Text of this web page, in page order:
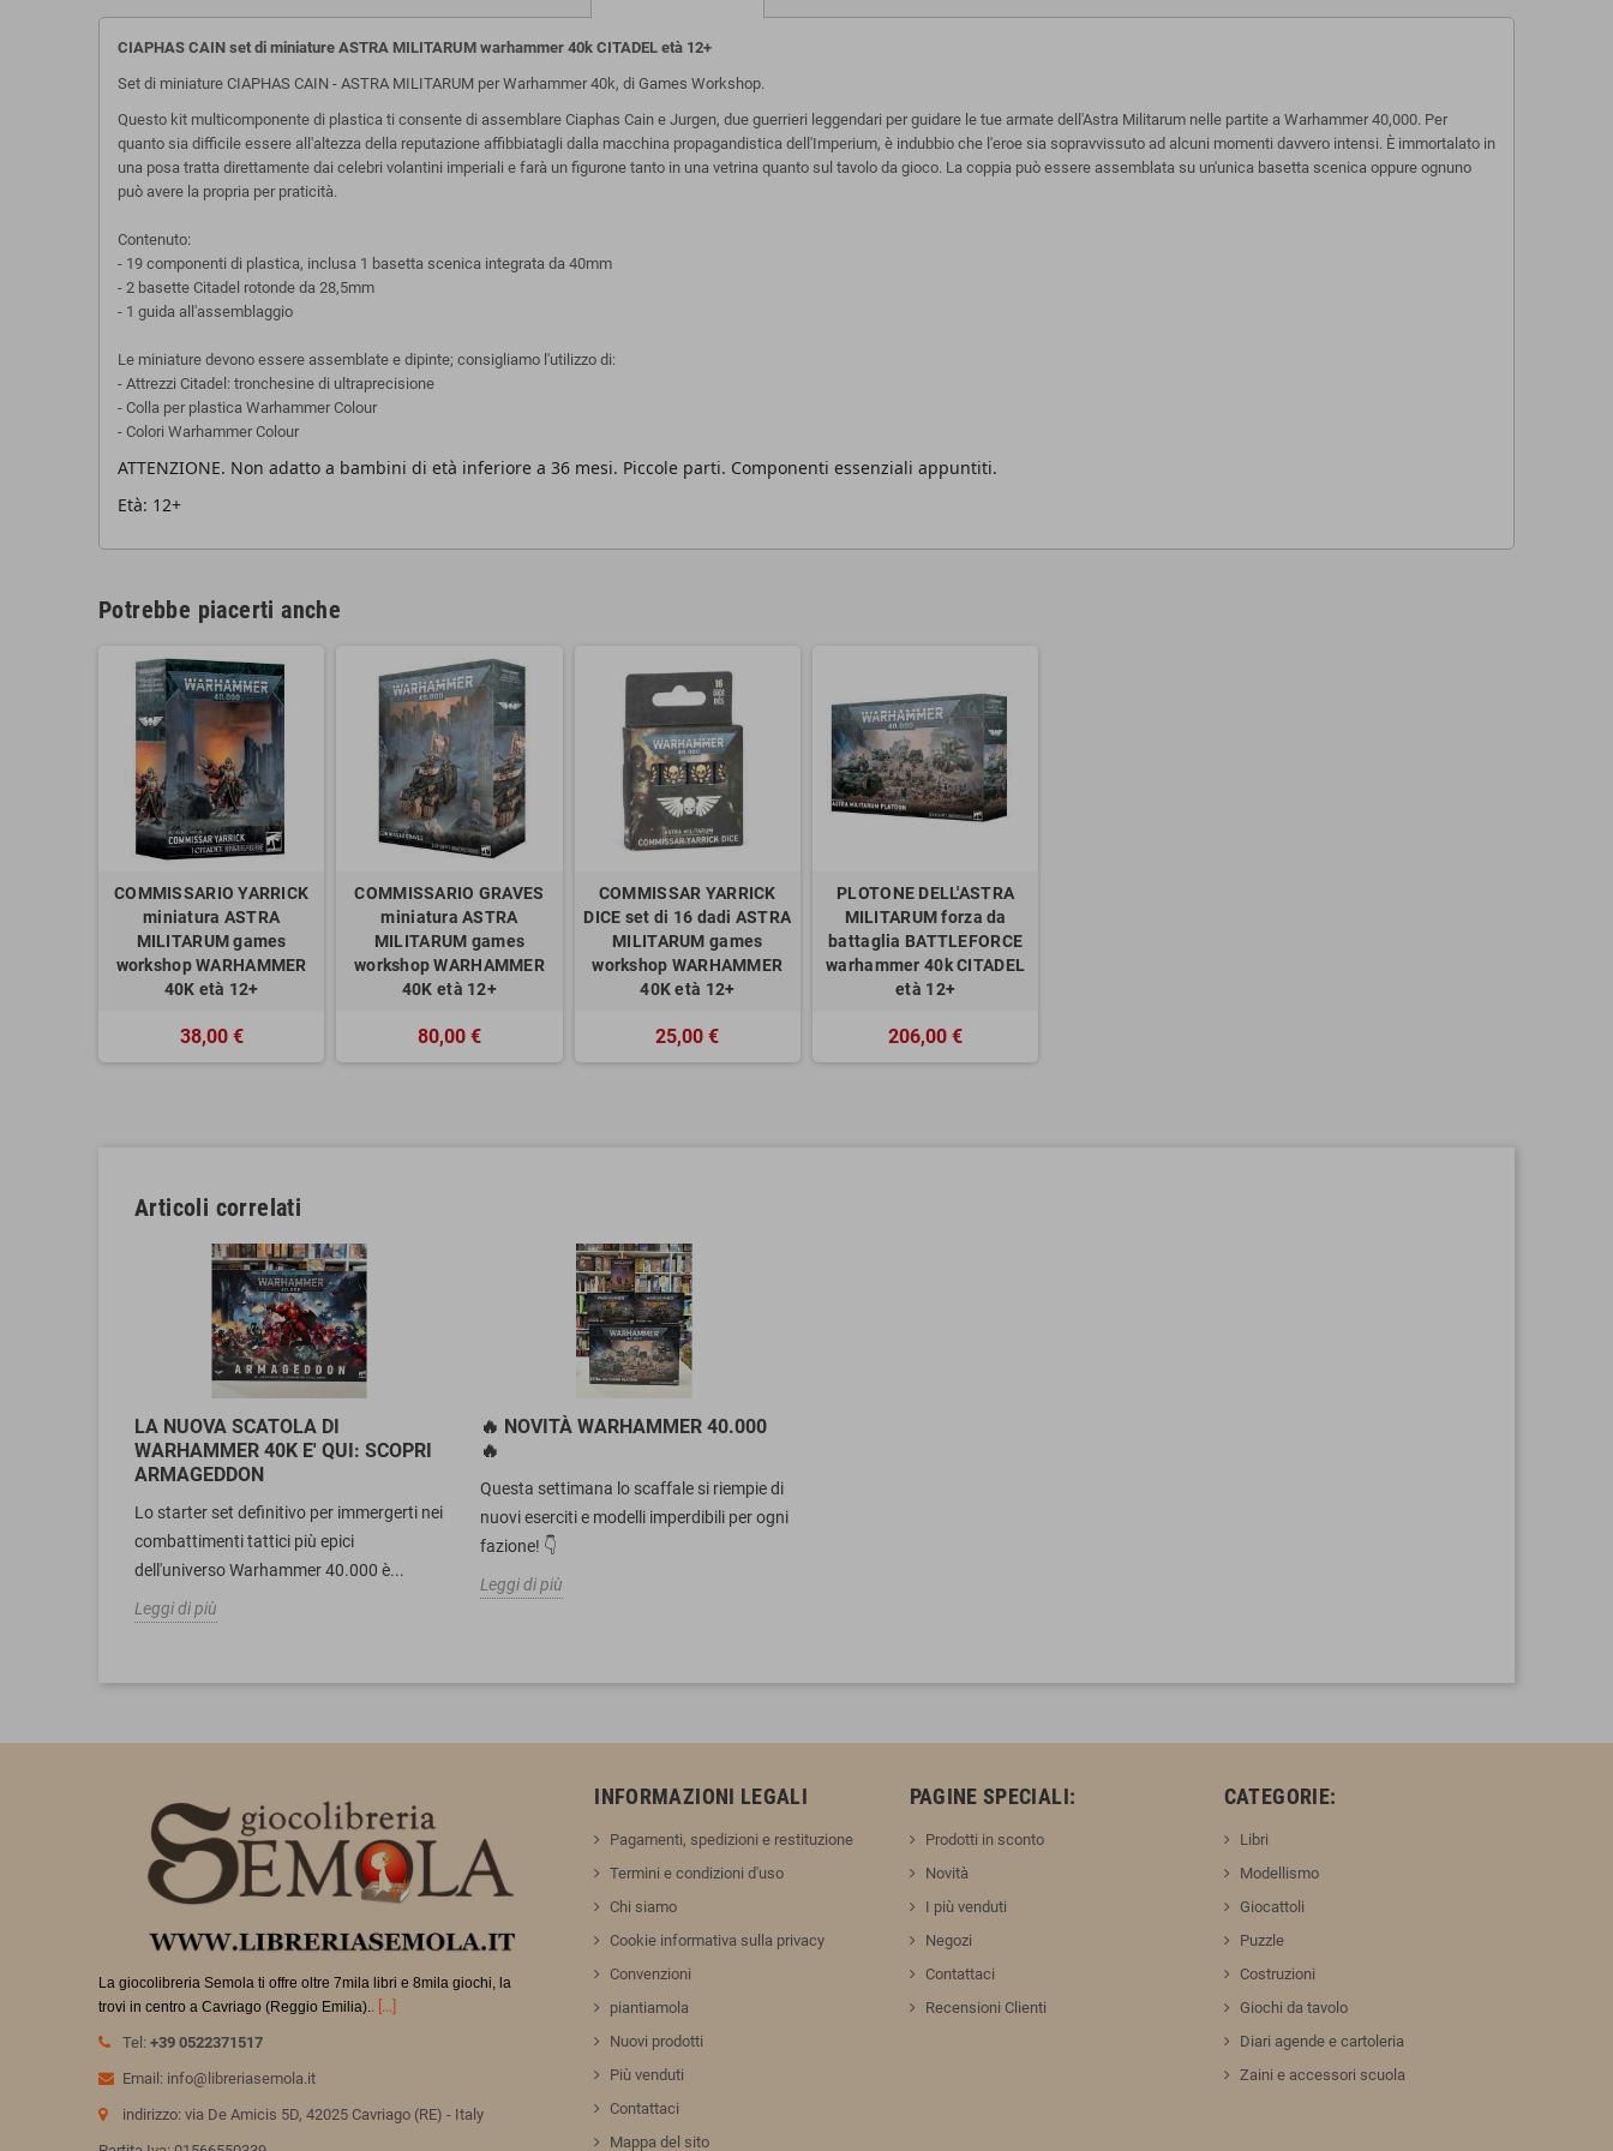
CIAPHAS CAIN set di miniature ASTRA MILITARUM warhammer 40k CITADEL età 12+
Set di miniature CIAPHAS CAIN - ASTRA MILITARUM per Warhammer 40k, di Games Workshop.
Questo kit multicomponente di plastica ti consente di assemblare Ciaphas Cain e Jurgen, due guerrieri leggendari per guidare le tue armate dell'Astra Militarum nelle partite a Warhammer 40,000. Per
quanto sia difficile essere all'altezza della reputazione affibbiatagli dalla macchina propagandistica dell'Imperium, è indubbio che l'eroe sia sopravvissuto ad alcuni momenti davvero intensi. È immortalato in
una posa tratta direttamente dai celebri volantini imperiali e farà un figurone tanto in una vetrina quanto sul tavolo da gioco. La coppia può essere assemblata su un'unica basetta scenica oppure ognuno
può avere la propria per praticità.
Contenuto:
- 19 componenti di plastica, inclusa 1 basetta scenica integrata da 40mm
- 2 basette Citadel rotonde da 28,5mm
- 1 guida all'assemblaggio
Le miniature devono essere assemblate e dipinte; consigliamo l'utilizzo di:
- Attrezzi Citadel: tronchesine di ultraprecisione
- Colla per plastica Warhammer Colour
- Colori Warhammer Colour
ATTENZIONE. Non adatto a bambini di età inferiore a 36 mesi. Piccole parti. Componenti essenziali appuntiti.
Età: 12+
Potrebbe piacerti anche
COMMISSARIO YARRICK
miniatura ASTRA
MILITARUM games
workshop WARHAMMER
40K età 12+
38,00 €
COMMISSARIO GRAVES
miniatura ASTRA
MILITARUM games
workshop WARHAMMER
40K età 12+
80,00 €
COMMISSAR YARRICK
DICE set di 16 dadi ASTRA
MILITARUM games
workshop WARHAMMER
40K età 12+
25,00 €
PLOTONE DELL'ASTRA
MILITARUM forza da
battaglia BATTLEFORCE
warhammer 40k CITADEL
età 12+
206,00 €
Articoli correlati
LA NUOVA SCATOLA DI
WARHAMMER 40K E' QUI: SCOPRI
ARMAGEDDON
Lo starter set definitivo per immergerti nei
combattimenti tattici più epici
dell'universo Warhammer 40.000 è...
Leggi di più
🔥 NOVITÀ WARHAMMER 40.000
🔥
Questa settimana lo scaffale si riempie di
nuovi eserciti e modelli imperdibili per ogni
fazione! 👇
Leggi di più
La giocolibreria Semola ti offre oltre 7mila libri e 8mila giochi, la
trovi in centro a Cavriago (Reggio Emilia). . [...]
Tel: +39 0522371517
Email: info@libreriasemola.it
indirizzo: via De Amicis 5D, 42025 Cavriago (RE) - Italy
INFORMAZIONI LEGALI
Pagamenti, spedizioni e restituzione
Termini e condizioni d'uso
Chi siamo
Cookie informativa sulla privacy
Convenzioni
piantiamola
Nuovi prodotti
Più venduti
Contattaci
Mappa del sito
PAGINE SPECIALI:
Prodotti in sconto
Novità
I più venduti
Negozi
Contattaci
Recensioni Clienti
CATEGORIE:
Libri
Modellismo
Giocattoli
Puzzle
Costruzioni
Giochi da tavolo
Diari agende e cartoleria
Zaini e accessori scuola